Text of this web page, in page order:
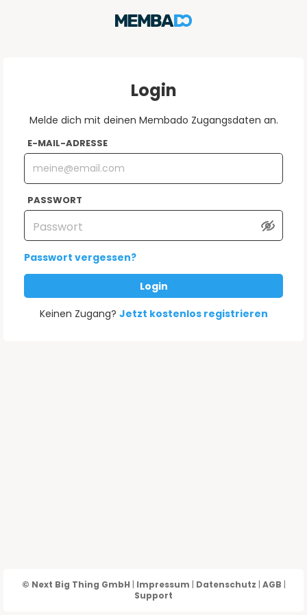
Login
Melde dich mit deinen Membado Zugangsdaten an.
E-MAIL-ADRESSE
PASSWORT
Passwort vergessen?
Login
Keinen Zugang? Jetzt kostenlos registrieren
© Next Big Thing GmbH | Impressum | Datenschutz | AGB |
Support